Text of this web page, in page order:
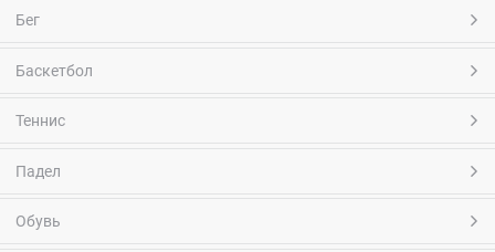
Бег
Баскетбол
Теннис
Падел
Обувь